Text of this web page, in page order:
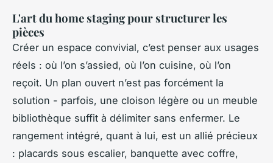
L'art du home staging pour structurer les
pièces
Créer un espace convivial, c’est penser aux usages
réels : où l’on s’assied, où l’on cuisine, où l’on
reçoit. Un plan ouvert n’est pas forcément la
solution - parfois, une cloison légère ou un meuble
bibliothèque suffit à délimiter sans enfermer. Le
rangement intégré, quant à lui, est un allié précieux
: placards sous escalier, banquette avec coffre,